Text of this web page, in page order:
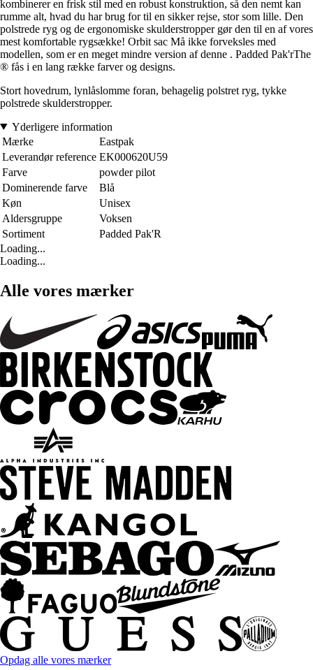
kombinerer en frisk stil med en robust konstruktion, så den nemt kan
rumme alt, hvad du har brug for til en sikker rejse, stor som lille. Den
polstrede ryg og de ergonomiske skulderstropper gør den til en af vores
mest komfortable rygsække! Orbit sac Må ikke forveksles med
modellen, som er en meget mindre version af denne . Padded Pak'rThe
® fås i en lang række farver og designs.
Stort hovedrum, lynlåslomme foran, behagelig polstret ryg, tykke
polstrede skulderstropper.
Yderligere information
Mærke
Eastpak
Leverandør reference EK000620U59
Farve
powder pilot
Dominerende farve
Blå
Køn
Unisex
Aldersgruppe
Voksen
Sortiment
Padded Pak'R
Loading...
Loading...
Alle vores mærker
Opdag alle vores mærker